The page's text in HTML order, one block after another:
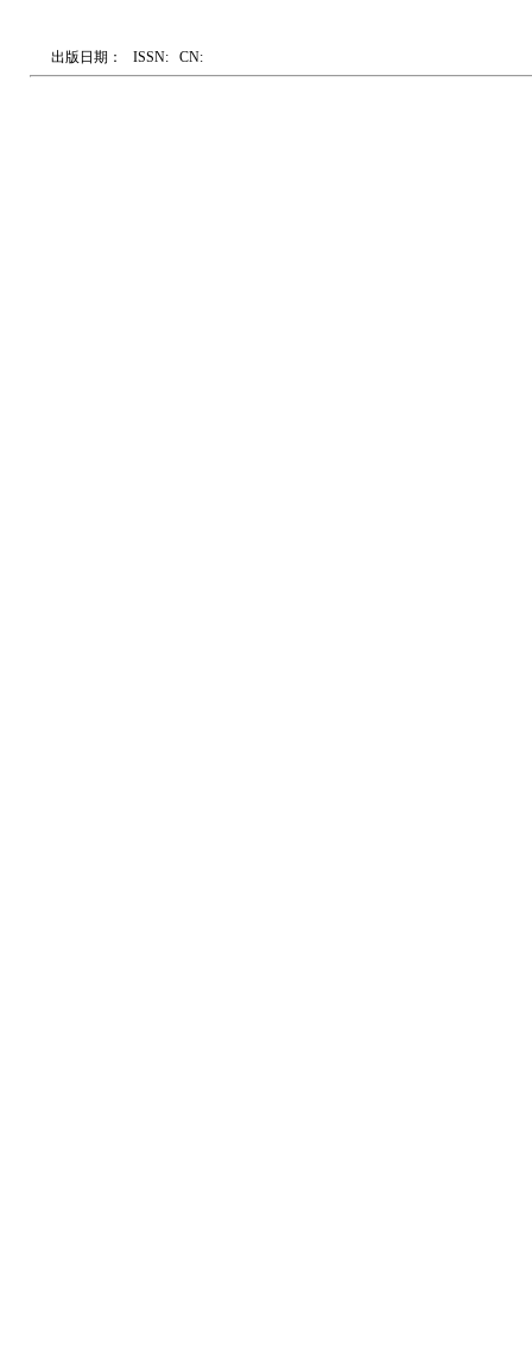
出版日期： ISSN: CN: